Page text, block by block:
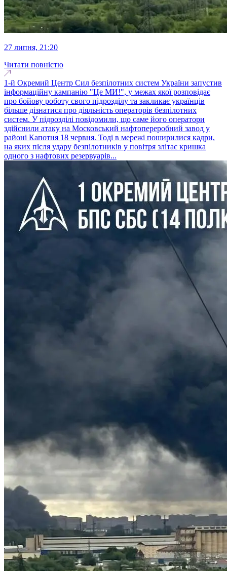
27 липня, 21:20
Читати повністю
1-й Окремий Центр Сил безпілотних систем України запустив
інформаційну кампанію "Це МИ!", у межах якої розповідає
про бойову роботу свого підрозділу та закликає українців
більше дізнатися про діяльність операторів безпілотних
систем. У підрозділі повідомили, що саме його оператори
здійснили атаку на Московський нафтопереробний завод у
районі Капотня 18 червня. Тоді в мережі поширилися кадри,
на яких після удару безпілотників у повітря злітає кришка
одного з нафтових резервуарів...